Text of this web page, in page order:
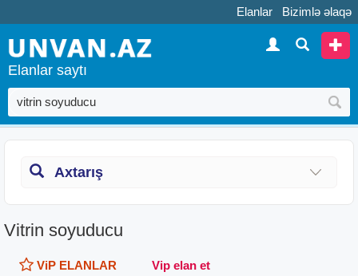
Elanlar Bizimlə əlaqə
Elanlar saytı
Axtarış
Vitrin soyuducu
ViP ELANLAR Vip elan et